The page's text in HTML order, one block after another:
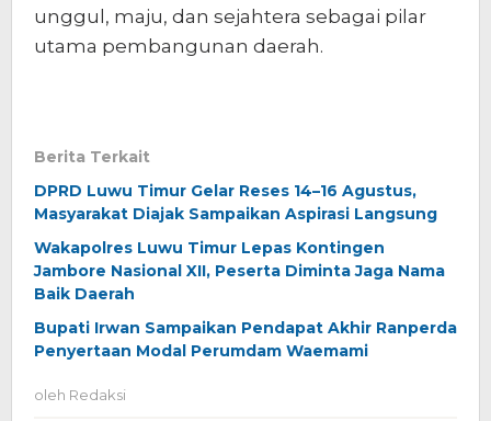
unggul, maju, dan sejahtera sebagai pilar
utama pembangunan daerah.
Berita Terkait
DPRD Luwu Timur Gelar Reses 14–16 Agustus,
Masyarakat Diajak Sampaikan Aspirasi Langsung
Wakapolres Luwu Timur Lepas Kontingen
Jambore Nasional XII, Peserta Diminta Jaga Nama
Baik Daerah
Bupati Irwan Sampaikan Pendapat Akhir Ranperda
Penyertaan Modal Perumdam Waemami
oleh Redaksi